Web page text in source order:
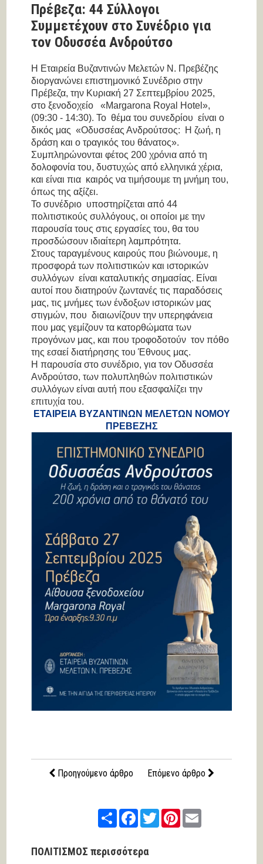
Πρέβεζα: 44 Σύλλογοι
Συμμετέχουν στο Συνέδριο για
τον Οδυσσέα Ανδρούτσο
Η Εταιρεία Βυζαντινών Μελετών Ν. Πρεβέζης
διοργανώνει επιστημονικό Συνέδριο στην
Πρέβεζα, την Κυριακή 27 Σεπτεμβρίου 2025,
στο ξενοδοχείο «Margarona Royal Hotel»,
(09:30 - 14:30). Το θέμα του συνεδρίου είναι ο
δικός μας «Οδυσσέας Ανδρούτσος: Η ζωή, η
δράση και ο τραγικός του θάνατος».
Συμπληρώνονται φέτος 200 χρόνια από τη
δολοφονία του, δυστυχώς από ελληνικά χέρια,
και είναι πια καιρός να τιμήσουμε τη μνήμη του,
όπως της αξίζει.
Το συνέδριο υποστηρίζεται από 44
πολιτιστικούς συλλόγους, οι οποίοι με την
παρουσία τους στις εργασίες του, θα του
προσδώσουν ιδιαίτερη λαμπρότητα.
Στους ταραγμένους καιρούς που βιώνουμε, η
προσφορά των πολιτιστικών και ιστορικών
συλλόγων είναι καταλυτικής σημασίας. Είναι
αυτοί που διατηρούν ζωντανές τις παραδόσεις
μας, τις μνήμες των ένδοξων ιστορικών μας
στιγμών, που διαιωνίζουν την υπερηφάνεια
που μας γεμίζουν τα κατορθώματα των
προγόνων μας, και που τροφοδοτούν τον πόθο
της εσαεί διατήρησης του Έθνους μας.
Η παρουσία στο συνέδριο, για τον Οδυσσέα
Ανδρούτσο, των πολυπληθών πολιτιστικών
συλλόγων είναι αυτή που εξασφαλίζει την
επιτυχία του.
ΕΤΑΙΡΕΙΑ ΒΥΖΑΝΤΙΝΩΝ ΜΕΛΕΤΩΝ ΝΟΜΟΥ
ΠΡΕΒΕΖΗΣ
Προηγούμενο άρθρο Επόμενο άρθρο
ShareFacebook
TwitterPinterestEmail
ΠΟΛΙΤΙΣΜΟΣ περισσότερα